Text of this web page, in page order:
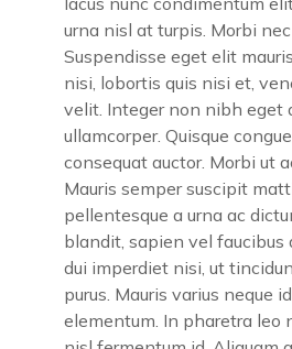
urna nisl at turpis. Morbi
Suspendisse eget elit
nisi, lobortis quis nisi et,
velit. Integer non nibh eget
ullamcorper. Quisque
consequat auctor. Morbi ut
Mauris semper suscipit
pellentesque a urna ac
blandit, sapien vel faucibus
dui imperdiet nisi, ut
purus. Mauris varius neque
elementum. In pharetra leo